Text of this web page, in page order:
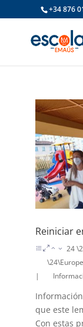
+34 876
Reiniciar
24
|
que este
Con estas